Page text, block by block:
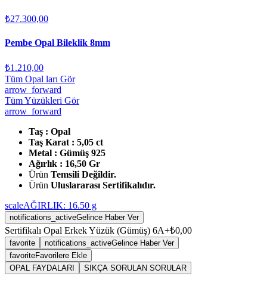
₺27.300,00
Pembe Opal Bileklik 8mm
₺1.210,00
Tüm Opal ları Gör
arrow_forward
Tüm Yüzükleri Gör
arrow_forward
Taş : Opal
Taş Karat : 5,05 ct
Metal : Gümüş 925
Ağırlık : 16,50 Gr
Ürün Temsili Değildir.
Ürün Uluslararası Sertifikalıdır.
scaleAĞIRLIK: 16.50 g
notifications_activeGelince Haber Ver
Sertifikalı Opal Erkek Yüzük (Gümüş) 6A+₺0,00
favorite notifications_activeGelince Haber Ver
favoriteFavorilere Ekle
OPAL FAYDALARI
SIKÇA SORULAN SORULAR